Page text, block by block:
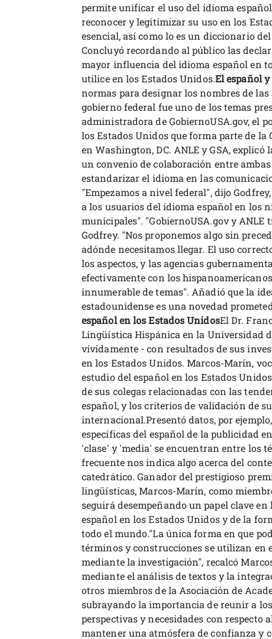
permite unificar el uso del idioma
reconocer y legitimizar su uso en los
esencial, así como lo es un diccionario
Concluyó recordando al público las
mayor influencia del idioma español en
utilice en los Estados Unidos.El español
normas para designar los nombres de
gobierno federal fue uno de los temas
administradora de GobiernoUSA.gov, el
los Estados Unidos que forma parte de
en Washington, DC. ANLE y GSA,
un convenio de colaboración entre
estandarizar el idioma en las
"Empezamos a nivel federal", dijo
a los usuarios del idioma español en los
municipales". "GobiernoUSA.gov y
Godfrey. "Nos proponemos algo sin
adónde necesitamos llegar. El uso
los aspectos, y las agencias
efectivamente con los
innumerable de temas". Añadió que la
estadounidense es una novedad
español en los Estados UnidosEl Dr.
Lingüística Hispánica en la Universidad
vívidamente - con resultados de sus
en los Estados Unidos. Marcos-Marín,
estudio del español en los Estados
de sus colegas relacionadas con las
español, y los criterios de validación de
internacional.Presentó datos, por
específicas del español de la publicidad
'clase' y 'media' se encuentran entre los
frecuente nos indica algo acerca del
catedrático. Ganador del prestigioso
lingüísticas, Marcos-Marín, como
seguirá desempeñando un papel clave
español en los Estados Unidos y de la
todo el mundo."La única forma en que
términos y construcciones se utilizan en
mediante la investigación", recalcó
mediante el análisis de textos y la
otros miembros de la Asociación de
subrayando la importancia de reunir a
perspectivas y necesidades con respecto
mantener una atmósfera de confianza y